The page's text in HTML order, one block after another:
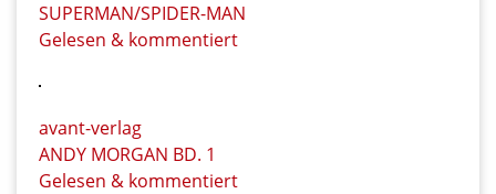
SUPERMAN/SPIDER-MAN
Gelesen & kommentiert
avant-verlag
ANDY MORGAN BD. 1
Gelesen & kommentiert